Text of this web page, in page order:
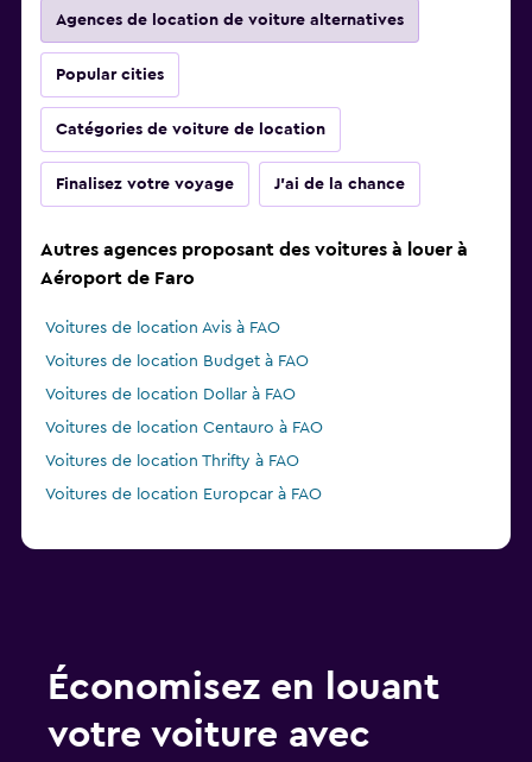
Agences de location de voiture alternatives
Popular cities
Catégories de voiture de location
Finalisez votre voyage J'ai de la chance
Autres agences proposant des voitures à louer à
Aéroport de Faro
Voitures de location Avis à FAO
Voitures de location Budget à FAO
Voitures de location Dollar à FAO
Voitures de location Centauro à FAO
Voitures de location Thrifty à FAO
Voitures de location Europcar à FAO
Économisez en louant
votre voiture avec